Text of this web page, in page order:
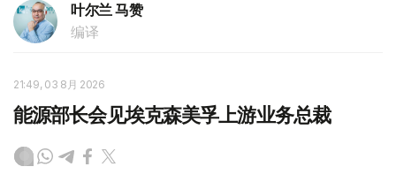
叶尔兰 马赞
编译
21:49, 03 8月 2026
能源部长会见埃克森美孚上游业务总裁